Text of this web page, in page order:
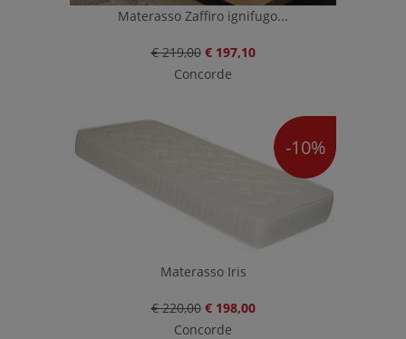
Materasso Zaffiro ignifugo...
€ 219,00 € 197,10
Concorde
-10%
Materasso Iris
€ 220,00 € 198,00
Concorde